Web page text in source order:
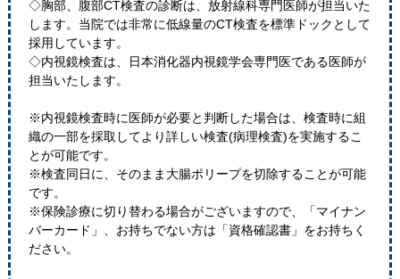
◇胸部、腹部CT検査の診断は、放射線科専門医師が担当いた
します。当院では非常に低線量のCT検査を標準ドックとして
採用しています。
◇内視鏡検査は、日本消化器内視鏡学会専門医である医師が
担当いたします。
※内視鏡検査時に医師が必要と判断した場合は、検査時に組
織の一部を採取してより詳しい検査(病理検査)を実施するこ
とが可能です。
※検査同日に、そのまま大腸ポリープを切除することが可能
です。
※保険診療に切り替わる場合がございますので、「マイナン
バーカード」、お持ちでない方は「資格確認書」をお持ちく
ださい。